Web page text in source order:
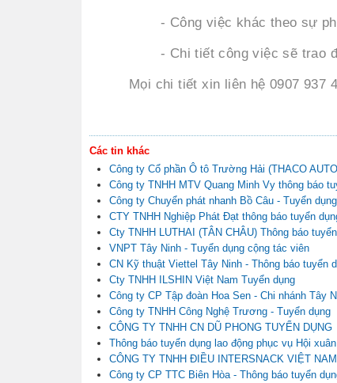
- Công việc khác theo sự
- Chi tiết công việc sẽ trao
Mọi chi tiết xin liên hệ 0907 937
Các tin khác
Công ty Cổ phần Ô tô Trường Hải (THACO
Công ty TNHH MTV Quang Minh Vy thông báo
Công ty Chuyển phát nhanh Bồ Câu - Tuyển dụng
CTY TNHH Nghiệp Phát Đạt thông báo tuyển
Cty TNHH LUTHAI (TÂN CHÂU) Thông báo
VNPT Tây Ninh - Tuyển dụng cộng tác viên
CN Kỹ thuật Viettel Tây Ninh - Thông báo tuyển
Cty TNHH ILSHIN Việt Nam Tuyển dụng
Công ty CP Tập đoàn Hoa Sen - Chi nhánh Tây
Công ty TNHH Công Nghệ Trương - Tuyển dụng
CÔNG TY TNHH CN DŨ PHONG TUYỂN DỤNG
Thông báo tuyển dụng lao động phục vụ Hội
CÔNG TY TNHH ĐIỀU INTERSNACK VIỆT
Công ty CP TTC Biên Hòa - Thông báo tuyển